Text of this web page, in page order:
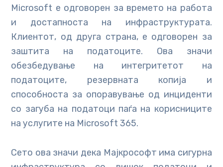
Microsoft е одговорен за времето на работа
и достапноста на инфраструктурата.
Клиентот, од друга страна, е одговорен за
заштита на податоците. Ова значи
обезбедување на интегритетот на
податоците, резервната копија и
способноста за опоравување од инциденти
со загуба на податоци паѓа на корисниците
на услугите на Microsoft 365.
Сето ова значи дека Мајкрософт има сигурна